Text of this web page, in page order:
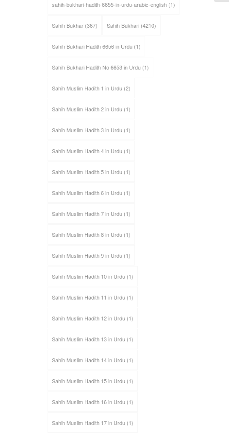
sahih-bukhari-hadith-6655-in-urdu-arabic-english(1)
Sahih Bukhar(367) Sahih Bukhari(4210)
Sahih Bukhari Hadith 6656 in Urdu(1)
Sahih Bukhari Hadith No 6653 in Urdu(1)
Sahih Muslim Hadith 1 in Urdu(2)
Sahih Muslim Hadith 2 in Urdu(1)
Sahih Muslim Hadith 3 in Urdu(1)
Sahih Muslim Hadith 4 in Urdu(1)
Sahih Muslim Hadith 5 in Urdu(1)
Sahih Muslim Hadith 6 in Urdu(1)
Sahih Muslim Hadith 7 in Urdu(1)
Sahih Muslim Hadith 8 in Urdu(1)
Sahih Muslim Hadith 9 in Urdu(1)
Sahih Muslim Hadith 10 in Urdu(1)
Sahih Muslim Hadith 11 in Urdu(1)
Sahih Muslim Hadith 12 in Urdu(1)
Sahih Muslim Hadith 13 in Urdu(1)
Sahih Muslim Hadith 14 in Urdu(1)
Sahih Muslim Hadith 15 in Urdu(1)
Sahih Muslim Hadith 16 in Urdu(1)
Sahih Muslim Hadith 17 in Urdu(1)